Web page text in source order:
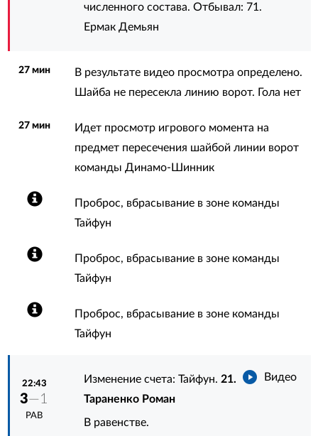
численного состава. Отбывал: 71.
Ермак Демьян
27 мин
В результате видео просмотра определено.
Шайба не пересекла линию ворот. Гола нет
27 мин
Идет просмотр игрового момента на
предмет пересечения шайбой линии ворот
команды Динамо-Шинник
Проброс, вбрасывание в зоне команды
Тайфун
Проброс, вбрасывание в зоне команды
Тайфун
Проброс, вбрасывание в зоне команды
Тайфун
22:43
3—1
РАВ
Видео
Изменение счета: Тайфун.21.
Тараненко Роман
В равенстве.